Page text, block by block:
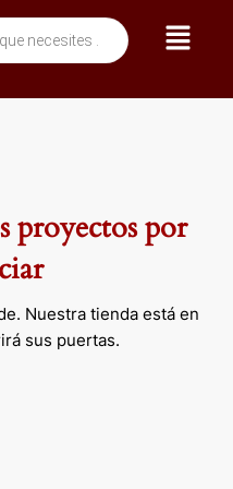
Menú
proyectos por
Nuestra tienda está en
sus puertas.